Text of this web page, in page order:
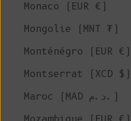
Monaco (EUR €)
Mongolie (MNT ₮)
Monténégro (EUR €)
Montserrat (XCD $)
Maroc (MAD د.م.)